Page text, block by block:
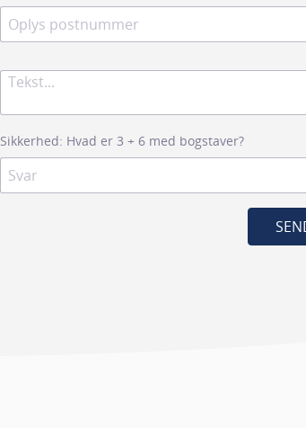
Sikkerhed: Hvad er 3 + 6 med bogstaver?